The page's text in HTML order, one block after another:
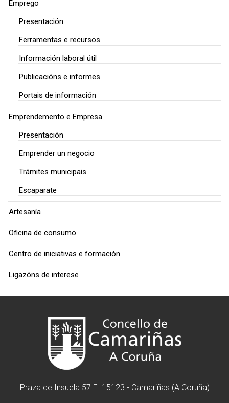
Emprego
Presentación
Ferramentas e recursos
Información laboral útil
Publicacións e informes
Portais de información
Emprendemento e Empresa
Presentación
Emprender un negocio
Trámites municipais
Escaparate
Artesanía
Oficina de consumo
Centro de iniciativas e formación
Ligazóns de interese
Praza de Insuela 57 E. 15123 - Camariñas (A Coruña)